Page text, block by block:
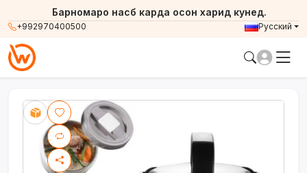
+992970400500
Барномаро насб карда осон харид кунед.
Русский